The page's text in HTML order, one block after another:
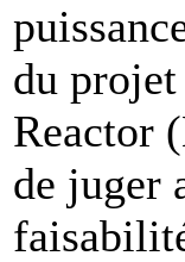
du projet
Reactor
de juger